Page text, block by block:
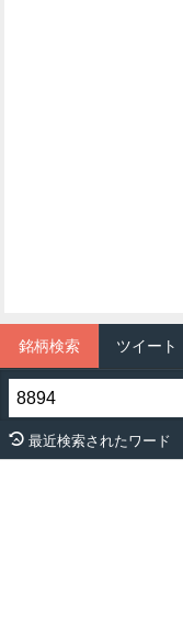
銘柄検索 ツイート
最近検索されたワード